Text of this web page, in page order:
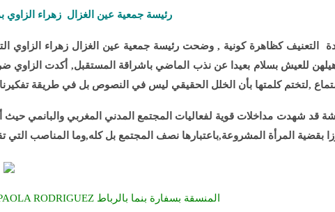
رئيسة جمعية عين الغزال زهراء الزاوي
التعنيف كظاهرة كونية , وضحت رئيسة جمعية عين الغزال زهراء الزاوي
للعيش بسلام بعيدا عن نذب الماضي باشراقة المستقبل, أكدت الزاوي
,لتختم كلمتها بأن الخلل الحقيقي ليس في النصوص بل في طريقة
قد شهدت مداخلات قوية لفعاليات المجتمع المدني المغربي والبانمي
بقضية المرأة المشروعة,باعتبارها نصف المجتمع بل كله,وما المناصب التي
المنسقة بسفارة بنما بالرباط PAOLA RODRIGUEZ تزور جمعية عين الغزال لتأطير ورشة تكوينية